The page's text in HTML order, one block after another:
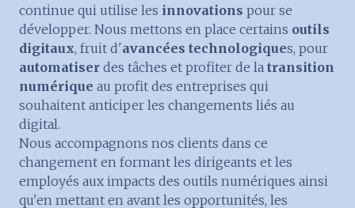
continue qui utilise les innovations pour se
développer. Nous mettons en place certains outils
digitaux, fruit d'avancées technologiques, pour
automatiser des tâches et profiter de la transition
numérique au profit des entreprises qui
souhaitent anticiper les changements liés au
digital.
Nous accompagnons nos clients dans ce
changement en formant les dirigeants et les
employés aux impacts des outils numériques ainsi
qu'en mettant en avant les opportunités, les